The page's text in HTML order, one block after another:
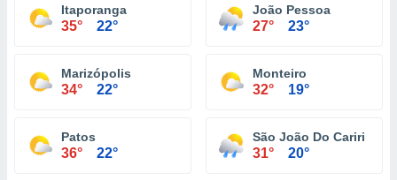
Itaporanga
35° 22°
João Pessoa
27° 23°
Marizópolis
34° 22°
Monteiro
32° 19°
Patos
36° 22°
São João Do Cariri
31° 20°